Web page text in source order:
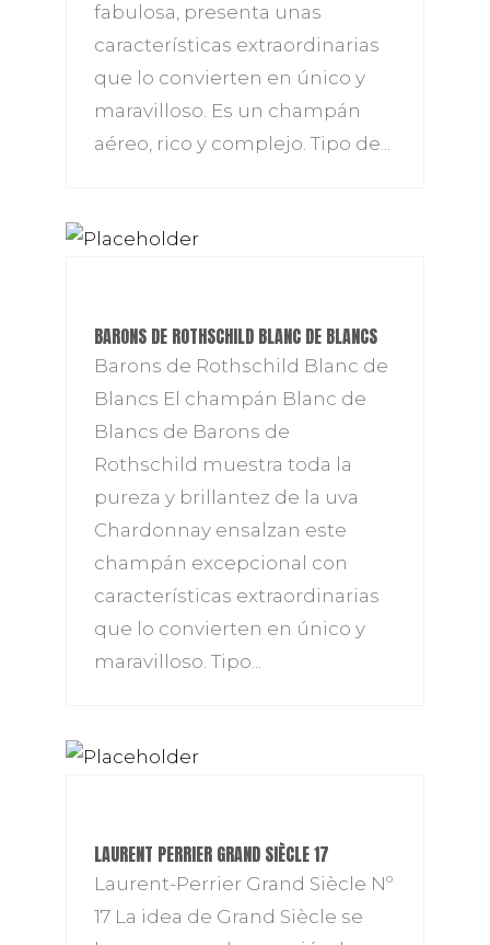
fabulosa, presenta unas
características extraordinarias
que lo convierten en único y
maravilloso. Es un champán
aéreo, rico y complejo. Tipo de...
BARONS DE ROTHSCHILD BLANC DE BLANCS
Barons de Rothschild Blanc de
Blancs El champán Blanc de
Blancs de Barons de
Rothschild muestra toda la
pureza y brillantez de la uva
Chardonnay ensalzan este
champán excepcional con
características extraordinarias
que lo convierten en único y
maravilloso. Tipo...
LAURENT PERRIER GRAND SIÈCLE 17
Laurent-Perrier Grand Siècle Nº
17 La idea de Grand Siècle se